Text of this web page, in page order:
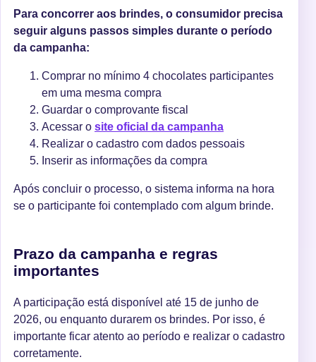
Para concorrer aos brindes, o consumidor precisa
seguir alguns passos simples durante o período
da campanha:
Comprar no mínimo 4 chocolates participantes
em uma mesma compra
Guardar o comprovante fiscal
Acessar o site oficial da campanha
Realizar o cadastro com dados pessoais
Inserir as informações da compra
Após concluir o processo, o sistema informa na hora
se o participante foi contemplado com algum brinde.
Prazo da campanha e regras
importantes
A participação está disponível até 15 de junho de
2026, ou enquanto durarem os brindes. Por isso, é
importante ficar atento ao período e realizar o cadastro
corretamente.